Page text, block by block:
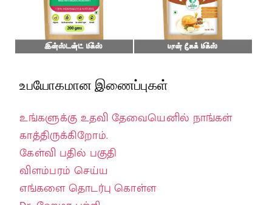
உபயோகமான இணைப்புகள்
உங்களுக்கு உதவி தேவையெனில் நாங்கள்
காத்திருக்கிறோம்.
கேள்வி பதில் பகுதி
விளம்பரம் செய்ய
எங்களை தொடர்பு கொள்ள